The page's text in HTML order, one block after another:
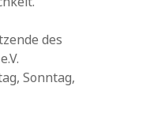
des
Sonntag,